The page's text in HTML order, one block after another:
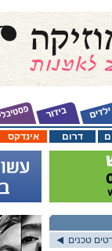
אינדקס דרום
טכנים